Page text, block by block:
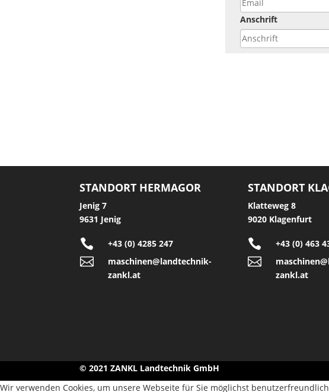
Anschrift
STANDORT HERMAGOR
Jenig 7
9631 Jenig
 +43 (0) 4285 247

maschinen@landtechnik-
zankl.at
STANDORT
Klatteweg 8
9020 Klagenfurt
 +43 (0) 463

zankl.at
© 2021 ZANKL Landtechnik GmbH
Wir verwenden Cookies, um unsere Webseite für Sie möglichst